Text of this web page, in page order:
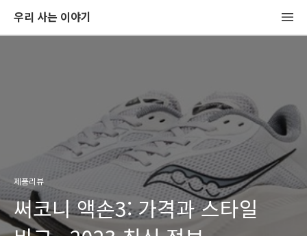
우리 사는 이야기
제품리뷰
써코니 액손3: 가격과 스타일